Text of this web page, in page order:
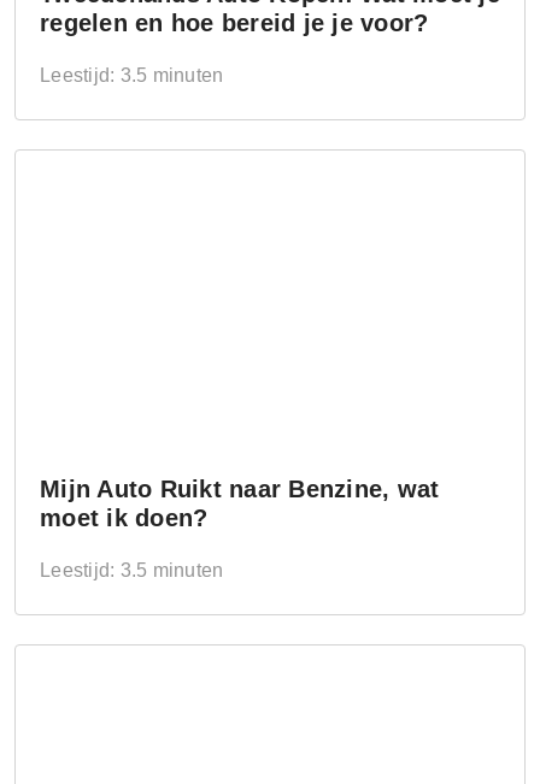
regelen en hoe bereid je je voor?
Leestijd: 3.5 minuten
Mijn Auto Ruikt naar Benzine, wat
moet ik doen?
Leestijd: 3.5 minuten